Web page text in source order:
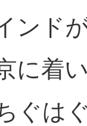
ンド
に着
ぐは